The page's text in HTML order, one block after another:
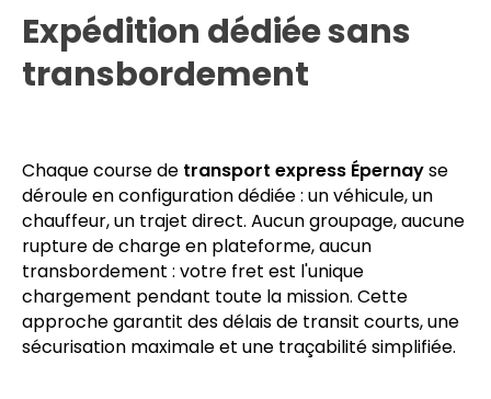
Expédition dédiée sans
transbordement
Chaque course de transport express Épernayse
déroule en configuration dédiée : un véhicule, un
chauffeur, un trajet direct. Aucun groupage, aucune
rupture de charge en plateforme, aucun
transbordement : votre fret est l'unique
chargement pendant toute la mission. Cette
approche garantit des délais de transit courts, une
sécurisation maximale et une traçabilité simplifiée.